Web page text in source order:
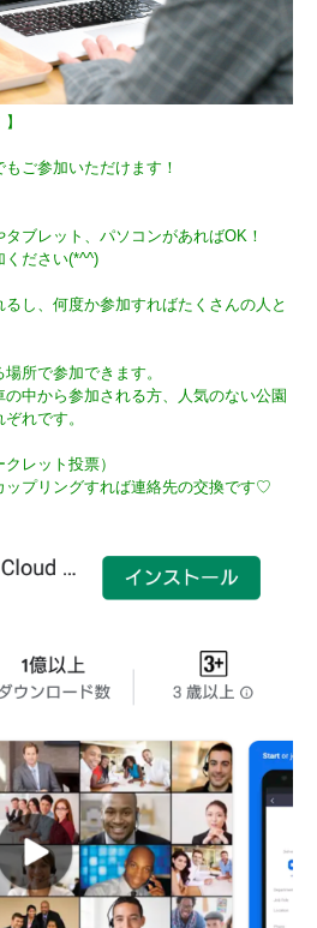
ご参加いただけます！
ブレット、パソコンがあればOK！
ください(*^^)
し、何度か参加すればたくさんの人と
所で参加できます。
中から参加される方、人気のない公園
れです。
レット投票）
ップリングすれば連絡先の交換です♡